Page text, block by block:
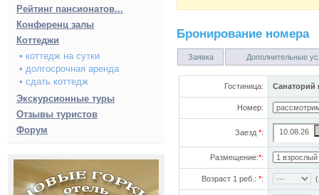
Рейтинг пансионатов...
Конференц залы
Коттеджи
• коттедж на сутки
• долгосрочная аренда
• сдать коттедж
Экскурсионные туры
Отзывы туристов
Форум
Бронирование номера
Заявка Дополнительные
Гостиница: Санаторий
Номер:
Заезд *:
Размещение:*:
Возраст 1 реб.: *: